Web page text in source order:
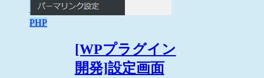
PHP
[WPプラグイン
開発]設定画面